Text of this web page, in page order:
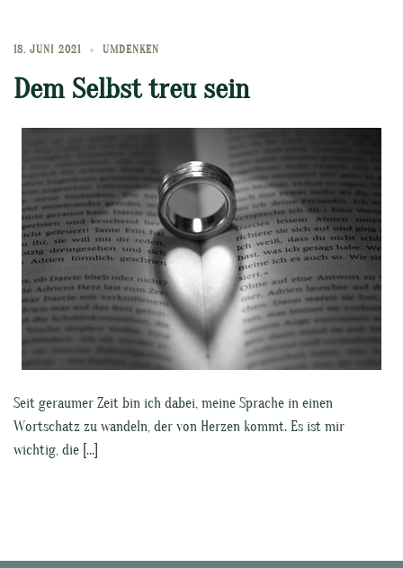
18. JUNI 2021 UMDENKEN
Dem Selbst treu sein
Seit geraumer Zeit bin ich dabei, meine Sprache in einen
Wortschatz zu wandeln, der von Herzen kommt. Es ist mir
wichtig, die […]